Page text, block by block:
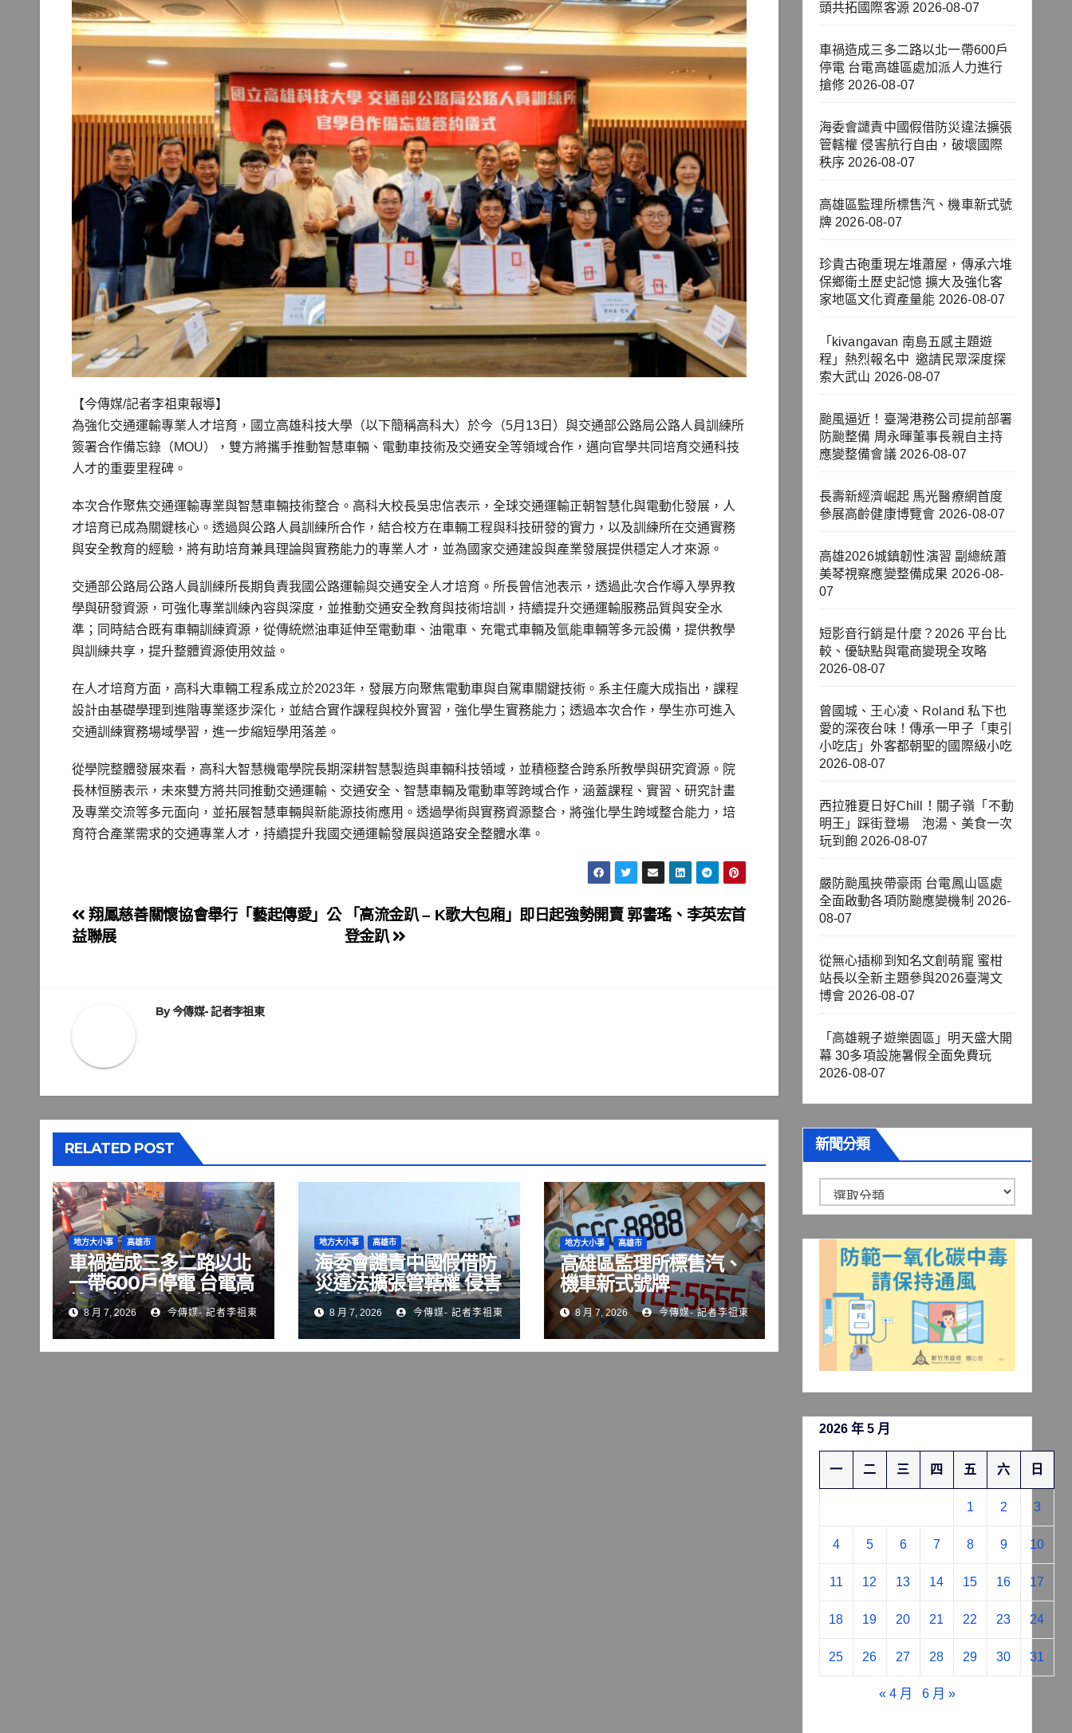
【今傳媒/記者李祖東報導】
為強化交通運輸專業人才培育，國立高雄科技大學（以下簡稱高科大）於今（5月13日）與交通部公路局公路人員訓練所
簽署合作備忘錄（MOU），雙方將攜手推動智慧車輛、電動車技術及交通安全等領域合作，邁向官學共同培育交通科技
人才的重要里程碑。
本次合作聚焦交通運輸專業與智慧車輛技術整合。高科大校長吳忠信表示，全球交通運輸正朝智慧化與電動化發展，人
才培育已成為關鍵核心。透過與公路人員訓練所合作，結合校方在車輛工程與科技研發的實力，以及訓練所在交通實務
與安全教育的經驗，將有助培育兼具理論與實務能力的專業人才，並為國家交通建設與產業發展提供穩定人才來源。
交通部公路局公路人員訓練所長期負責我國公路運輸與交通安全人才培育。所長曾信池表示，透過此次合作導入學界教
學與研發資源，可強化專業訓練內容與深度，並推動交通安全教育與技術培訓，持續提升交通運輸服務品質與安全水
準；同時結合既有車輛訓練資源，從傳統燃油車延伸至電動車、油電車、充電式車輛及氫能車輛等多元設備，提供教學
與訓練共享，提升整體資源使用效益。
在人才培育方面，高科大車輛工程系成立於2023年，發展方向聚焦電動車與自駕車關鍵技術。系主任龐大成指出，課程
設計由基礎學理到進階專業逐步深化，並結合實作課程與校外實習，強化學生實務能力；透過本次合作，學生亦可進入
交通訓練實務場域學習，進一步縮短學用落差。
從學院整體發展來看，高科大智慧機電學院長期深耕智慧製造與車輛科技領域，並積極整合跨系所教學與研究資源。院
長林恒勝表示，未來雙方將共同推動交通運輸、交通安全、智慧車輛及電動車等跨域合作，涵蓋課程、實習、研究計畫
及專業交流等多元面向，並拓展智慧車輛與新能源技術應用。透過學術與實務資源整合，將強化學生跨域整合能力，培
育符合產業需求的交通專業人才，持續提升我國交通運輸發展與道路安全整體水準。
文
章
「高流金趴 – K歌大包廂」即日起強勢開賣 郭書瑤、李英宏首
登金趴
翔鳳慈善關懷協會舉行「藝起傳愛」公
益聯展
By今傳媒- 記者李祖東
RELATED POST
地方大小事 高雄市
車禍造成三多二路以北
一帶600戶停電 台電高
雄區處加派人力進行搶
修8 月 7, 2026 今傳媒- 記者李祖東
地方大小事 高雄市
海委會譴責中國假借防
災違法擴張管轄權 侵害
航行自由，破壞國際秩
序8 月 7, 2026 今傳媒- 記者李祖東
地方大小事 高雄市
高雄區監理所標售汽、
機車新式號牌
8 月 7, 2026 今傳媒- 記者李祖東
頭共拓國際客源 2026-08-07
車禍造成三多二路以北一帶600戶
停電 台電高雄區處加派人力進行
搶修 2026-08-07
海委會譴責中國假借防災違法擴張
管轄權 侵害航行自由，破壞國際
秩序 2026-08-07
高雄區監理所標售汽、機車新式號
牌 2026-08-07
珍貴古砲重現左堆蕭屋，傳承六堆
保鄉衛土歷史記憶 擴大及強化客
家地區文化資產量能 2026-08-07
「kivangavan 南島五感主題遊
程」熱烈報名中 邀請民眾深度探
索大武山 2026-08-07
颱風逼近！臺灣港務公司提前部署
防颱整備 周永暉董事長親自主持
應變整備會議 2026-08-07
長壽新經濟崛起 馬光醫療網首度
參展高齡健康博覽會 2026-08-07
高雄2026城鎮韌性演習 副總統蕭
美琴視察應變整備成果 2026-08-
07
短影音行銷是什麼？2026 平台比
較、優缺點與電商變現全攻略
2026-08-07
曾國城、王心凌、Roland 私下也
愛的深夜台味！傳承一甲子「東引
小吃店」外客都朝聖的國際級小吃
2026-08-07
西拉雅夏日好Chill！關子嶺「不動
明王」踩街登場 泡湯、美食一次
玩到飽 2026-08-07
嚴防颱風挾帶豪雨 台電鳳山區處
全面啟動各項防颱應變機制 2026-
08-07
從無心插柳到知名文創萌寵 蜜柑
站長以全新主題參與2026臺灣文
博會 2026-08-07
「高雄親子遊樂園區」明天盛大開
幕 30多項設施暑假全面免費玩
2026-08-07
新聞分類
聞
分
2026 年 5 月
一 二 三 四 五 六 日
1 2 3
4 5 6 7 8 9 10
11 12 13 14 15 16 17
18 19 20 21 22 23 24
25 26 27 28 29 30 31
« 4 月 6 月 »